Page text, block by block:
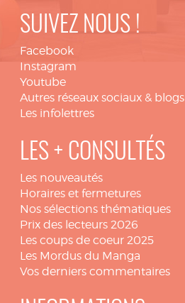
SUIVEZ NOUS !
Facebook
Instagram
Youtube
Autres réseaux sociaux & blogs
Les infolettres
LES + CONSULTÉS
Les nouveautés
Horaires et fermetures
Nos sélections thématiques
Prix des lecteurs 2026
Les coups de coeur 2025
Les Mordus du Manga
Vos derniers commentaires